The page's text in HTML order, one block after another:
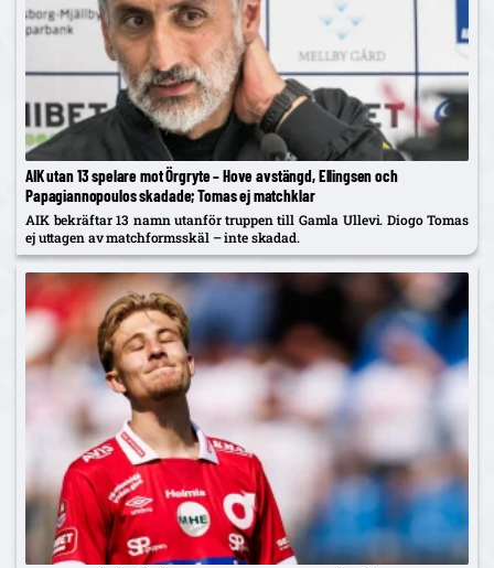
AIK utan 13 spelare mot Örgryte – Hove avstängd, Ellingsen och
Papagiannopoulos skadade; Tomas ej matchklar
AIK bekräftar 13 namn utanför truppen till Gamla Ullevi. Diogo Tomas
ej uttagen av matchformsskäl – inte skadad.